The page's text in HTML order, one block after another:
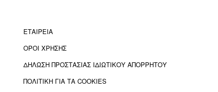
ΕΤΑΙΡΕΙΑ
ΟΡΟΙ ΧΡΗΣΗΣ
ΔΗΛΩΣΗ ΠΡΟΣΤΑΣΙΑΣ ΙΔΙΩΤΙΚΟΥ ΑΠΟΡΡΗΤΟΥ
ΠΟΛΙΤΙΚΗ ΓΙΑ ΤΑ COOKIES